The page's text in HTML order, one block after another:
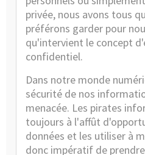
privée, nous avons tous
préférons garder pour
qu'intervient le concept
confidentiel.
Dans notre monde
sécurité de nos
menacée. Les pirates
toujours à l'affût
données et les utiliser à
donc impératif de